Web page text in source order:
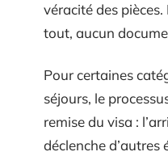
véracité des
tout, aucun
Pour certaines
séjours, le
remise du visa :
déclenche